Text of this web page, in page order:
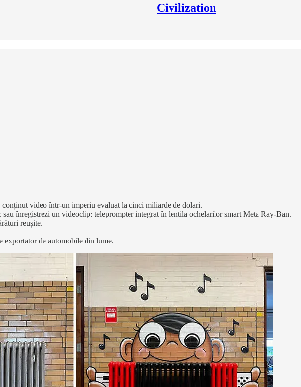
Civilization
conținut video într-un imperiu evaluat la cinci miliarde de dolari.
înregistrezi un videoclip: teleprompter integrat în lentila ochelarilor smart Meta Ray-Ban.
reușite.
exportator de automobile din lume.